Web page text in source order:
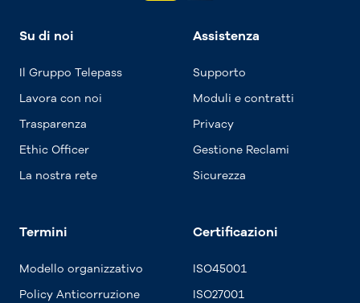
Su di noi
Il Gruppo Telepass
Lavora con noi
Trasparenza
Ethic Officer
La nostra rete
Assistenza
Supporto
Moduli e contratti
Privacy
Gestione Reclami
Sicurezza
Termini
Modello organizzativo
Policy Anticorruzione
Certificazioni
ISO45001
ISO27001